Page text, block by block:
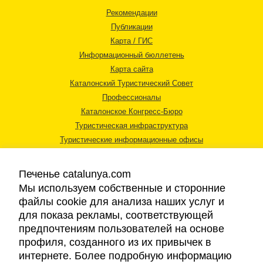
Рекомендации
Публикации
Карта / ГИС
Информационный бюллетень
Карта сайта
Каталонский Туристический Совет
Профессионалы
Каталонское Конгресс-Бюро
Туристическая инфраструктура
Туристические информационные офисы
Правовая информация
Cookies
Печенье catalunya.com
Мы используем собственные и сторонние
файлы cookie для анализа наших услуг и
для показа рекламы, соответствующей
предпочтениям пользователей на основе
профиля, созданного из их привычек в
интернете. Более подробную информацию